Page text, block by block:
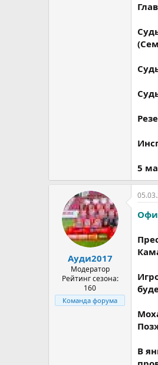
5
Ауди2017
Модератор
Рейтинг сезона:
160
Команда форума
В